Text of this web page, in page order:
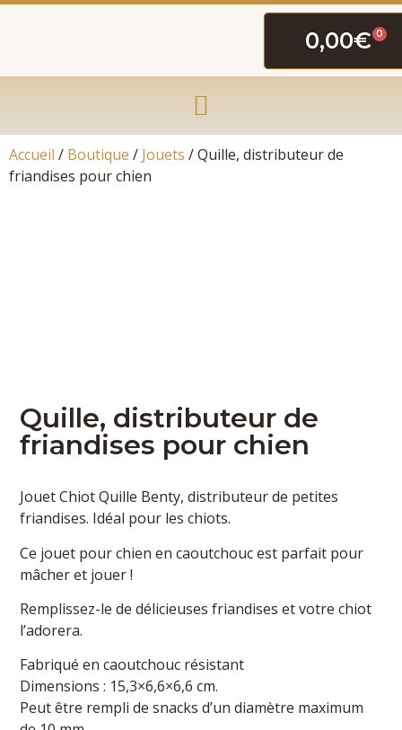
0,00€ 0
Accueil / Boutique / Jouets / Quille, distributeur de
friandises pour chien
Quille, distributeur de
friandises pour chien
Jouet Chiot Quille Benty, distributeur de petites
friandises. Idéal pour les chiots.
Ce jouet pour chien en caoutchouc est parfait pour
mâcher et jouer !
Remplissez-le de délicieuses friandises et votre chiot
l’adorera.
Fabriqué en caoutchouc résistant
Dimensions : 15,3×6,6×6,6 cm.
Peut être rempli de snacks d’un diamètre maximum